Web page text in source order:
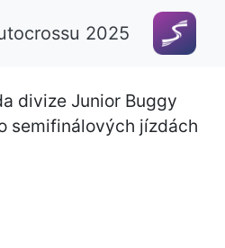
2025
divize Junior Buggy
semifinálových jízdách